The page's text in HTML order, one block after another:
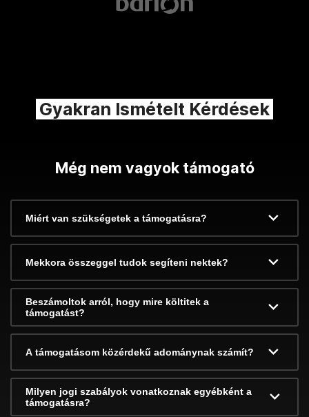
Gyakran Ismételt Kérdések
Még nem vagyok támogató
Miért van szükségetek a támogatásra?
Mekkora összeggel tudok segíteni nektek?
Beszámoltok arról, hogy mire költitek a
támogatást?
A támogatásom közérdekű adománynak számít?
Milyen jogi szabályok vonatkoznak egyébként a
támogatásra?